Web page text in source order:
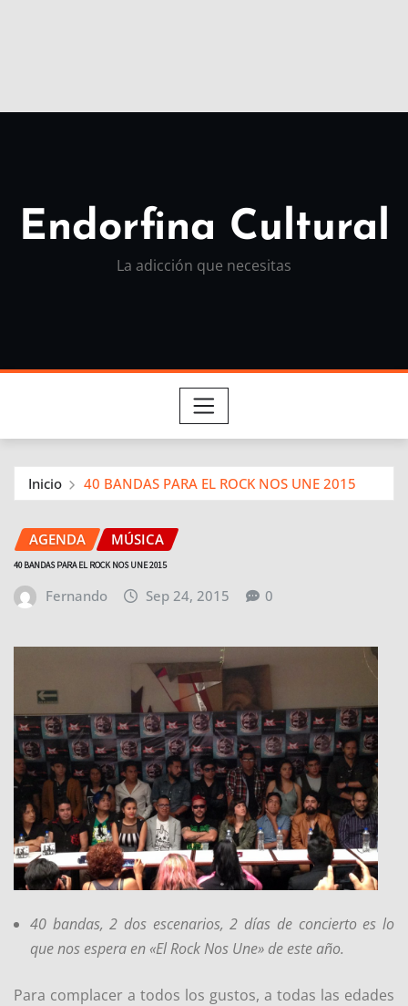
Endorfina Cultural
La adicción que necesitas
Inicio 40 BANDAS PARA EL ROCK NOS UNE 2015
AGENDA MÚSICA
40 BANDAS PARA EL ROCK NOS UNE 2015
Fernando Sep 24, 2015 0
40 bandas, 2 dos escenarios, 2 días de concierto es lo
que nos espera en «El Rock Nos Une» de este año.
Para complacer a todos los gustos, a todas las edades